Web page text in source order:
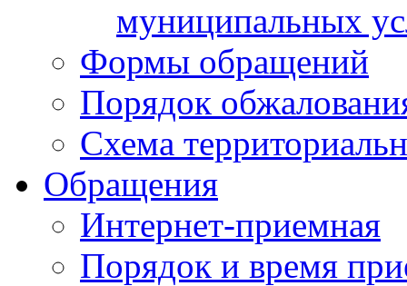
муниципальных
Формы обращений
Порядок
Схема
Обращения
Интернет-приемная
Порядок и время